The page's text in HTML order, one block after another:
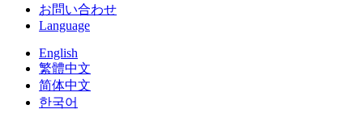
お問い合わせ
Language
English
繁體中文
简体中文
한국어